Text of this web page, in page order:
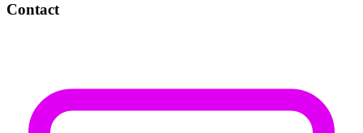
Contact